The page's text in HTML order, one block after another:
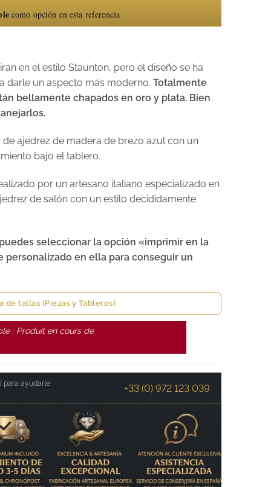
como opción en esta referencia
en el estilo Staunton, pero el diseño se ha
darle un aspecto más moderno. Totalmente
bellamente chapados en oro y plata. Bien
ajedrez de madera de brezo azul con un
bajo el tablero.
por un artesano italiano especializado en
de salón con un estilo decididamente
seleccionar la opción «imprimir en la
personalizado en ella para conseguir un
de tallas (Piezas y Tableros)
: Produit en cours de
para ayudarle +33 (0) 972 123 039